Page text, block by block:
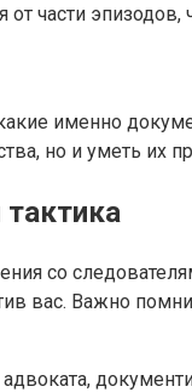
части эпизодов,
именно
но и уметь их
со
Важно